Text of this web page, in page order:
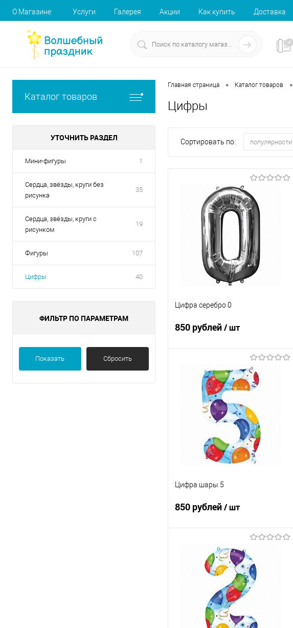
О Магазине Услуги Галерея Акции Как купить Доставка
Каталог товаров
УТОЧНИТЬ РАЗДЕЛ
Мини-фигуры 1
Сердца, звёзды, круги без
рисунка
35
Сердца, звёзды, круги с
рисунком
19
Фигуры 107
Цифры 40
ФИЛЬТР ПО ПАРАМЕТРАМ
Показать Сбросить
Главная страница • Каталог товаров •
Цифры
Сортировать по: популярности
Цифра серебро 0
850 рублей/ шт
В корзину
Купить в 1 клик
В избранное
Под заказ
Цифра шары 5
850 рублей/ шт
В корзину
Купить в 1 клик
Сравнение
В избранное
Под заказ